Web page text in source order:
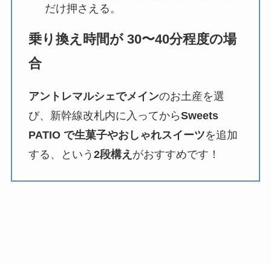
だけ押さえる。
乗り換え時間が 30〜40分程度の場
合
アントレマルシェでメインのお土産を選
び、新幹線改札内に入ってからSweets
PATIO で生菓子やおしゃれスイーツを追加
する、という 2段構え がおすすめです！